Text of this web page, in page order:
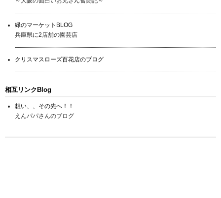
緑のマーケットBLOG
兵庫県に2店舗の園芸店
クリスマスローズ百花店のブログ
相互リンクBlog
想い、、その先へ！！
えんパパさんのブログ